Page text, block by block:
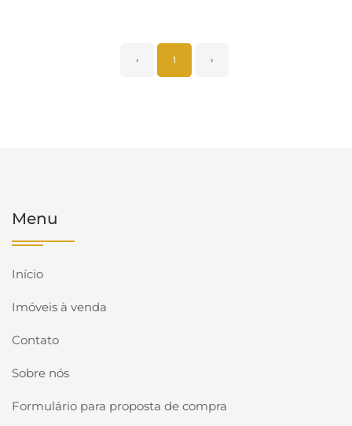
‹ 1 ›
Menu
Início
Imóveis à venda
Contato
Sobre nós
Formulário para proposta de compra